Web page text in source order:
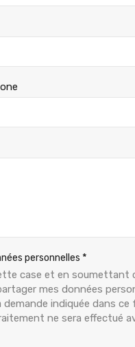
personnelles *
case et en soumettant
mes données
demande indiquée dans ce
ne sera effectué